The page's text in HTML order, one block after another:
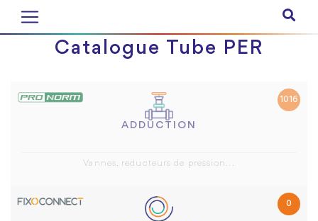
Catalogue Tube PER
1016
ADDUCTION
Vannes, reducteurs de pression...
0